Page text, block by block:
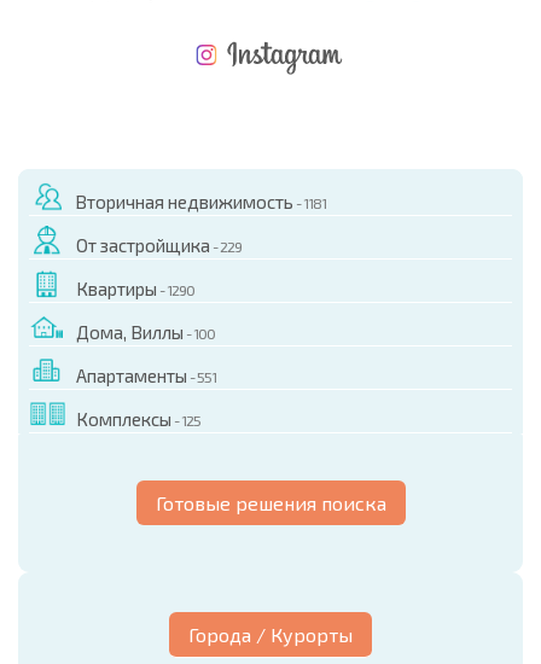
Вторичная недвижимость - 1181
От застройщика - 229
Квартиры - 1290
Дома, Виллы - 100
Апартаменты - 551
Комплексы - 125
Готовые решения поиска
Города / Курорты